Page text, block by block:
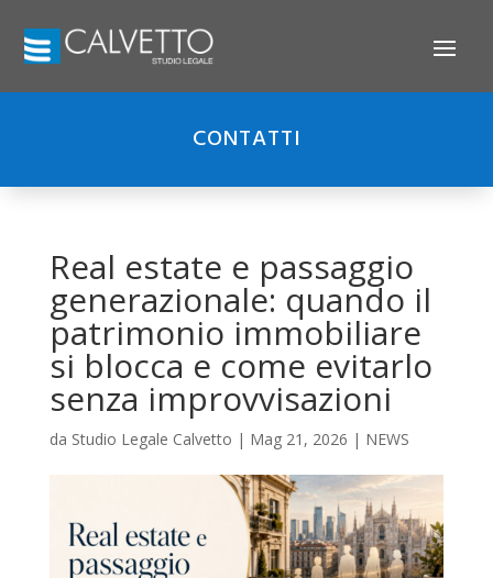
CONTATTI
Real estate e passaggio
generazionale: quando il
patrimonio immobiliare
si blocca e come evitarlo
senza improvvisazioni
da Studio Legale Calvetto | Mag 21, 2026 | NEWS